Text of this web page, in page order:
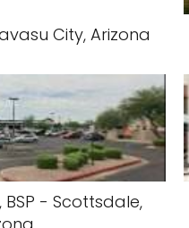
City, Arizona
BSP - Scottsdale,